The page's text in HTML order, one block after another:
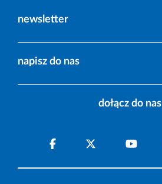
newsletter
napisz do nas
dołącz do nas